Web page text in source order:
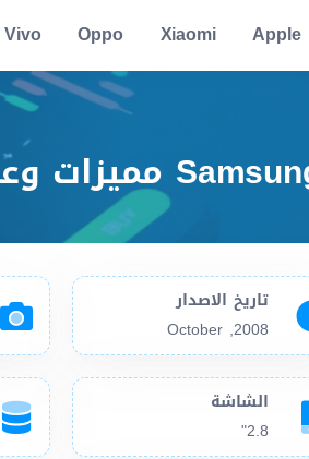
Apple
Xiaomi
Oppo
Vivo
تاريخ الاصدار
2008, October
الشاشة
2.8"